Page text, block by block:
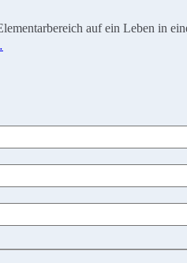
auf ein Leben in